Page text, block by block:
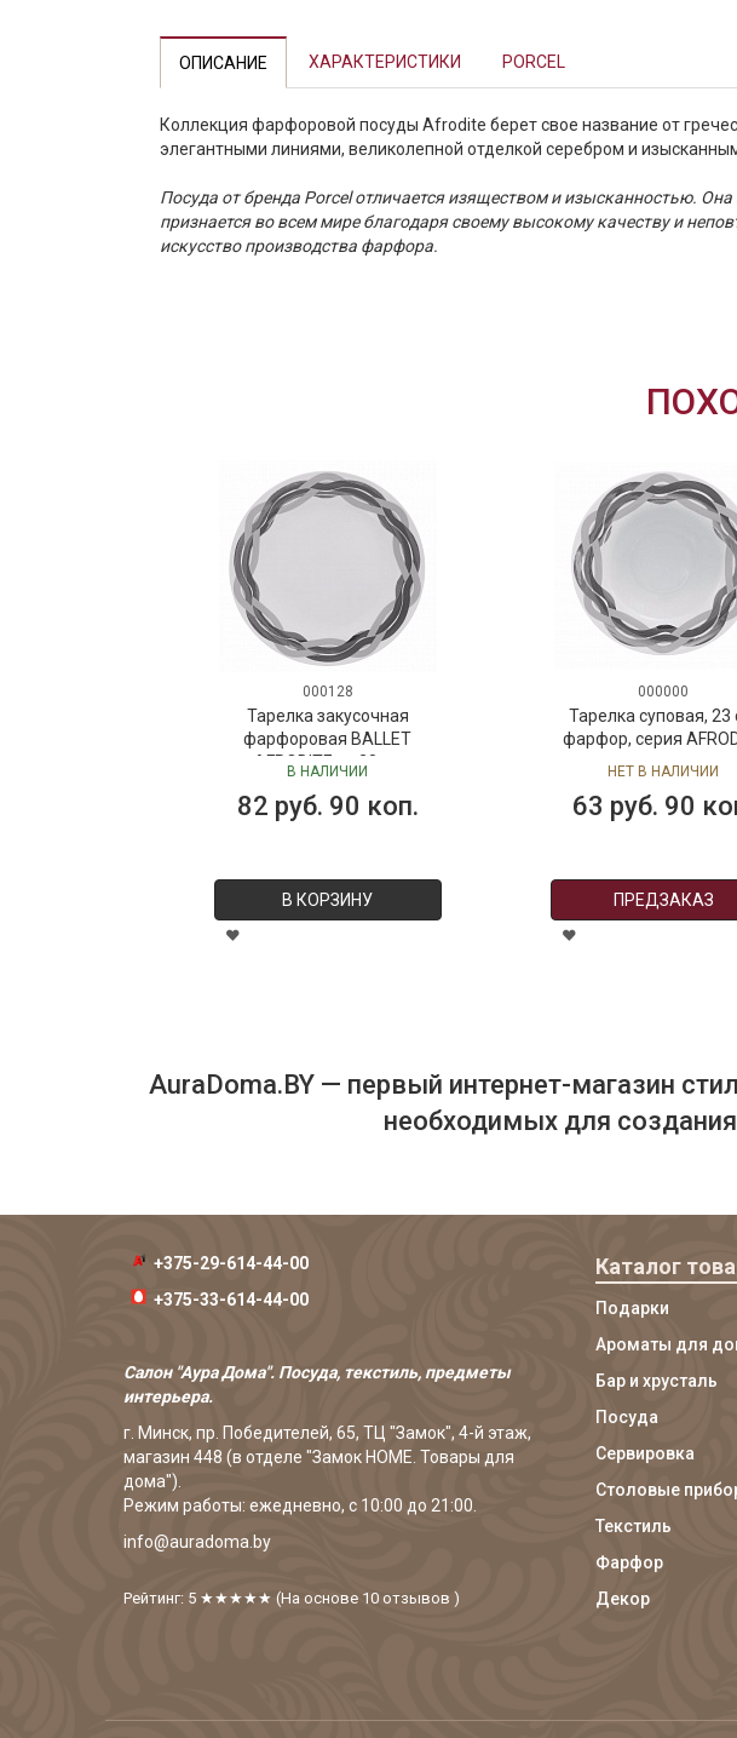
ОПИСАНИЕ ХАРАКТЕРИСТИКИ PORCEL
Коллекция фарфоровой посуды Afrodite берет свое название от
элегантными линиями, великолепной отделкой серебром и
Посуда от бренда Porcel отличается изяществом и изысканностью.
признается во всем мире благодаря своему высокому качеству и
искусство производства фарфора.
000128
Тарелка закусочная
фарфоровая BALLET
AFRODITE, д. 28 см
В НАЛИЧИИ
82 руб. 90 коп.
В КОРЗИНУ
000000
Тарелка суповая, 23
фарфор, серия
НЕТ В НАЛИЧИИ
63 руб. 90
ПРЕДЗАКАЗ
AuraDoma.BY — первый интернет-магазин
необходимых для
+375-29-614-44-00
+375-33-614-44-00
Салон "Аура Дома". Посуда, текстиль, предметы
интерьера.
г. Минск, пр. Победителей, 65, ТЦ "Замок", 4-й этаж,
магазин 448 (в отделе "Замок HOME. Товары для
дома").
Режим работы: ежедневно, с 10:00 до 21:00.
info@auradoma.by
Рейтинг: 5 ★★★★★ (На основе 10 отзывов )
Каталог
Подарки
Ароматы для
Бар и хрусталь
Посуда
Сервировка
Столовые
Текстиль
Фарфор
Декор